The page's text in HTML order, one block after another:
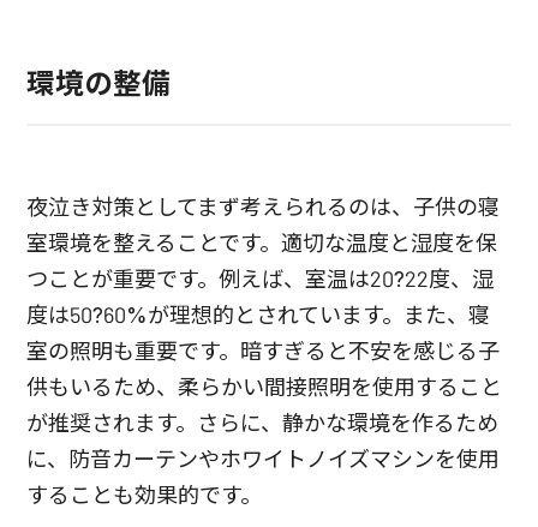
環境の整備
夜泣き対策としてまず考えられるのは、子供の寝
室環境を整えることです。適切な温度と湿度を保
つことが重要です。例えば、室温は20?22度、湿
度は50?60%が理想的とされています。また、寝
室の照明も重要です。暗すぎると不安を感じる子
供もいるため、柔らかい間接照明を使用すること
が推奨されます。さらに、静かな環境を作るため
に、防音カーテンやホワイトノイズマシンを使用
することも効果的です。